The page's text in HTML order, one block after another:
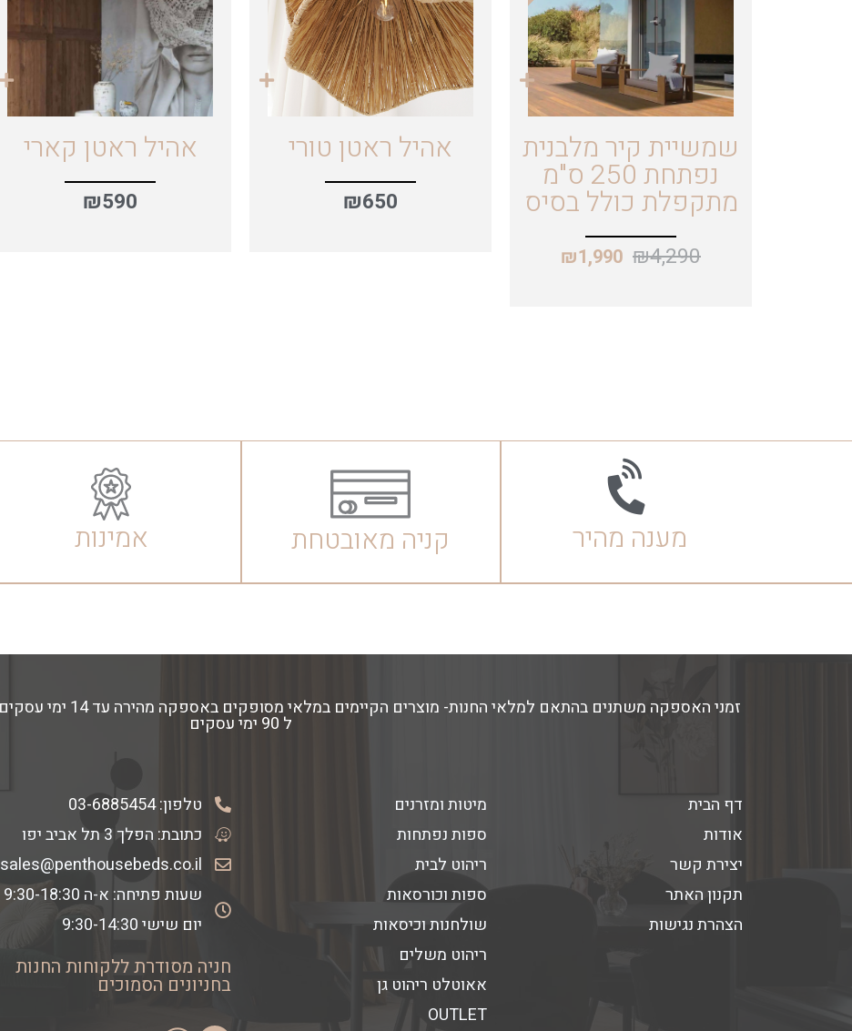
שמשיית קיר מלבנית
נפתחת 250 ס"מ
מתקפלת כולל בסיס
₪4,290
₪1,990
אהיל ראטן טורי
₪650
אהיל ראטן קארי
₪590
מענה מהיר קניה מאובטחת אמינות
ל 90 ימי עסקים
דף הבית
אודות
יצירת קשר
תקנון האתר
הצהרת נגישות
מיטות ומזרנים
ספות נפתחות
ריהוט לבית
ספות וכורסאות
שולחנות וכיסאות
ריהוט משלים
אאוטלט ריהוט גן
OUTLET
טלפון:03-6885454
כתובת: הפלך 3 תל אביב יפו
sales@penthousebeds.co.il
שעות פתיחה: א-ה 9:30-18:30
יום שישי 9:30-14:30
חניה מסודרת ללקוחות החנות
בחניונים הסמוכים